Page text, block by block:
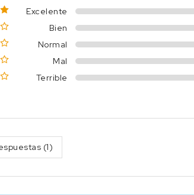
Excelente
Bien
Normal
Mal
Terrible
(1)